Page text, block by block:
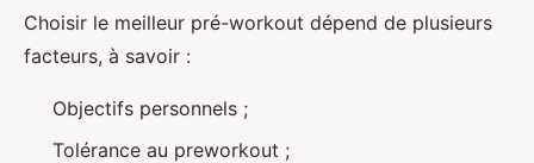
Choisir le meilleur pré-workout dépend de plusieurs
facteurs, à savoir :
Objectifs personnels ;
Tolérance au preworkout ;